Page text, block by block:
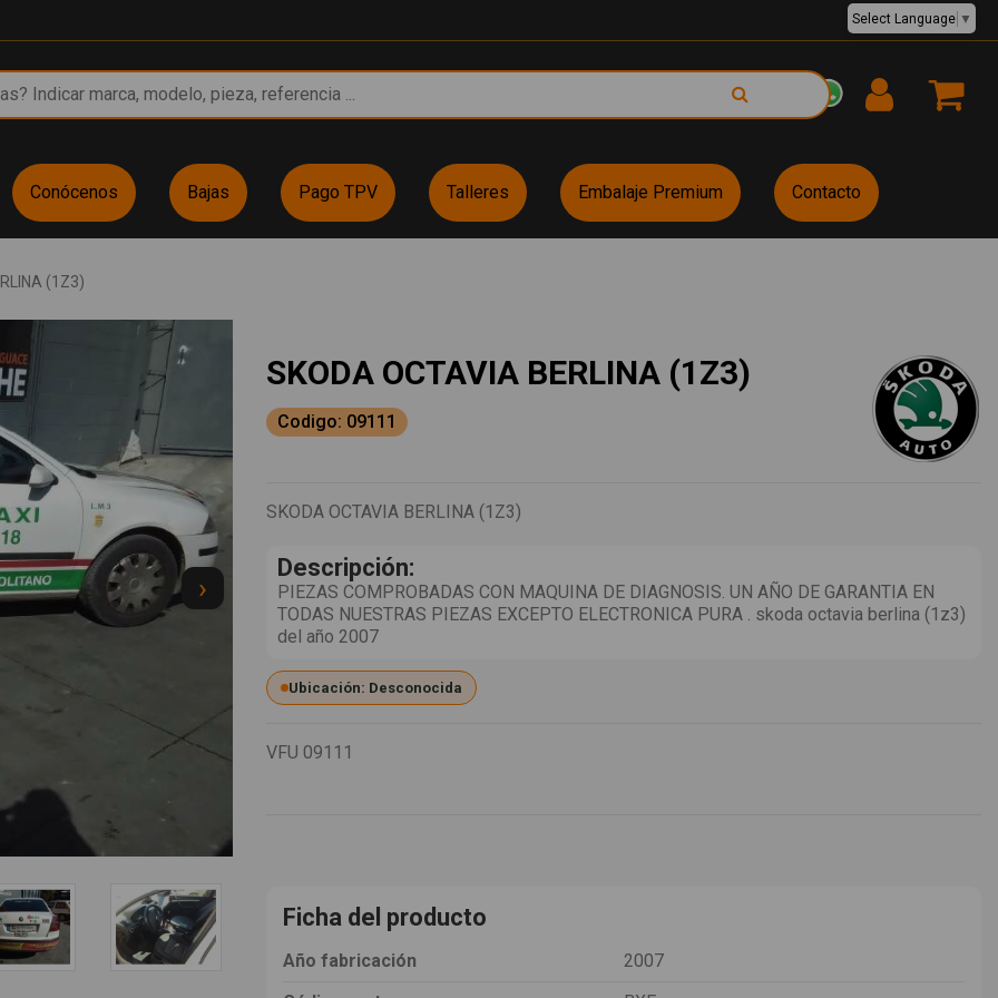
EUR €
Select Language ▼
Conócenos Bajas Pago TPV Talleres Embalaje Premium Contacto
(1Z3)
›
SKODA OCTAVIA BERLINA (1Z3)
Codigo: 09111
SKODA OCTAVIA BERLINA (1Z3)
Descripción:
PIEZAS COMPROBADAS CON MAQUINA DE DIAGNOSIS. UN AÑO DE GARANTIA EN
TODAS NUESTRAS PIEZAS EXCEPTO ELECTRONICA PURA . skoda octavia berlina (1z3)
del año 2007
Ubicación: Desconocida
VFU 09111
Ficha del producto
Año fabricación
2007